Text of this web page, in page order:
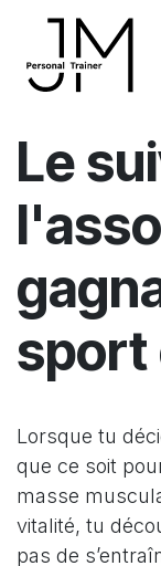
Se rendre au
Le
sport
Lorsque tu
que ce soit
masse
vitalité, tu
pas de